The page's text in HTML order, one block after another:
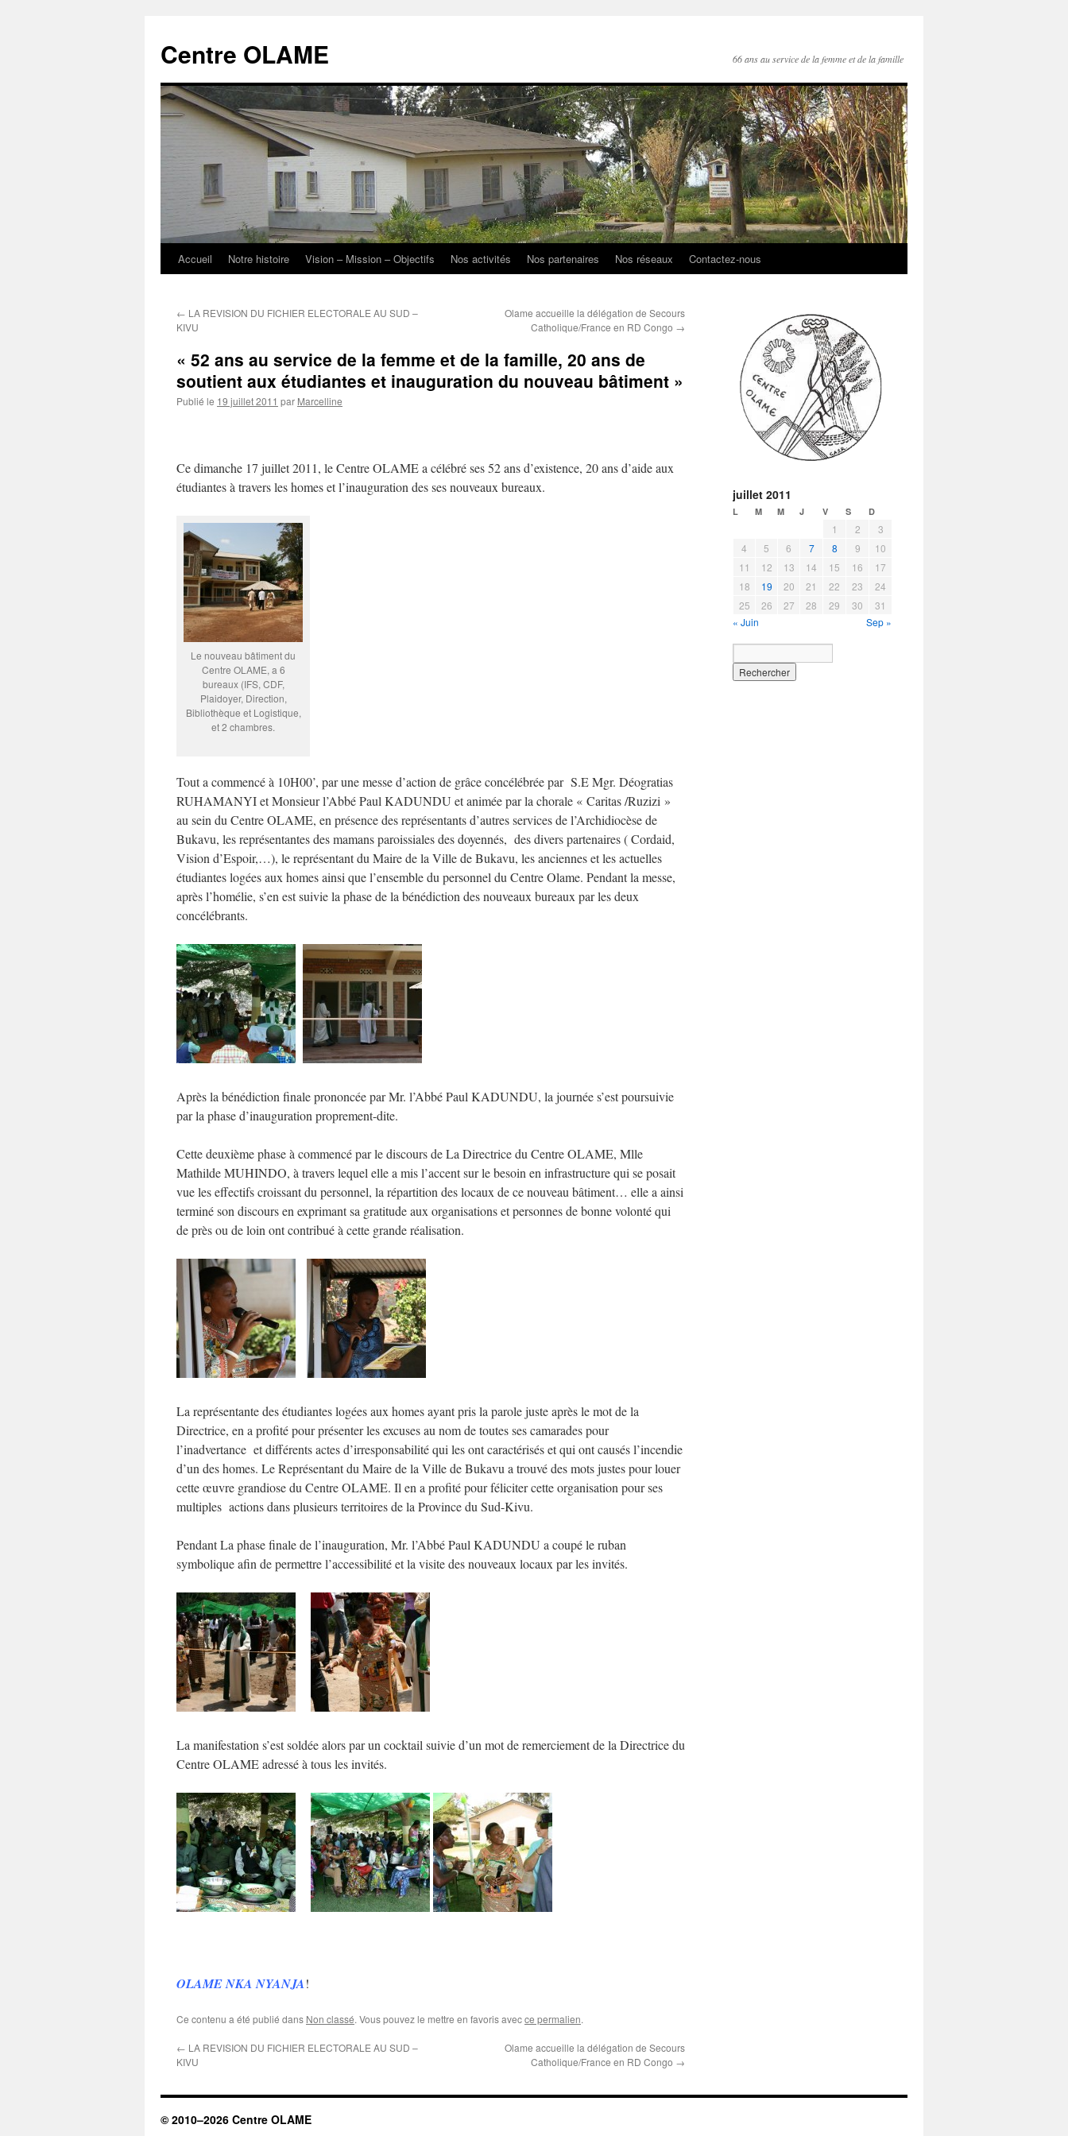
contenu
Centre OLAME 66 ans au service de la femme et de la famille
Accueil Notre histoire Vision – Mission – Objectifs Nos activités Nos partenaires Nos réseaux Contactez-nous
← LA REVISION DU FICHIER ELECTORALE AU SUD –
KIVU
Olame accueille la délégation de Secours
Catholique/France en RD Congo →
« 52 ans au service de la femme et de la famille, 20 ans de
soutient aux étudiantes et inauguration du nouveau bâtiment »
Publié le 19 juillet 2011 par Marcelline
Ce dimanche 17 juillet 2011, le Centre OLAME a célébré ses 52 ans d’existence, 20 ans d’aide aux
étudiantes à travers les homes et l’inauguration des ses nouveaux bureaux.
Le nouveau bâtiment du
Centre OLAME, a 6
bureaux (IFS, CDF,
Plaidoyer, Direction,
Bibliothèque et Logistique,
et 2 chambres.
Tout a commencé à 10H00’, par une messe d’action de grâce concélébrée par S.E Mgr. Déogratias
RUHAMANYI et Monsieur l’Abbé Paul KADUNDU et animée par la chorale « Caritas /Ruzizi »
au sein du Centre OLAME, en présence des représentants d’autres services de l’Archidiocèse de
Bukavu, les représentantes des mamans paroissiales des doyennés, des divers partenaires ( Cordaid,
Vision d’Espoir,…), le représentant du Maire de la Ville de Bukavu, les anciennes et les actuelles
étudiantes logées aux homes ainsi que l’ensemble du personnel du Centre Olame. Pendant la messe,
après l’homélie, s’en est suivie la phase de la bénédiction des nouveaux bureaux par les deux
concélébrants.
Après la bénédiction finale prononcée par Mr. l’Abbé Paul KADUNDU, la journée s’est poursuivie
par la phase d’inauguration proprement-dite.
Cette deuxième phase à commencé par le discours de La Directrice du Centre OLAME, Mlle
Mathilde MUHINDO, à travers lequel elle a mis l’accent sur le besoin en infrastructure qui se posait
vue les effectifs croissant du personnel, la répartition des locaux de ce nouveau bâtiment… elle a ainsi
terminé son discours en exprimant sa gratitude aux organisations et personnes de bonne volonté qui
de près ou de loin ont contribué à cette grande réalisation.
La représentante des étudiantes logées aux homes ayant pris la parole juste après le mot de la
Directrice, en a profité pour présenter les excuses au nom de toutes ses camarades pour
l’inadvertance et différents actes d’irresponsabilité qui les ont caractérisés et qui ont causés l’incendie
d’un des homes. Le Représentant du Maire de la Ville de Bukavu a trouvé des mots justes pour louer
cette œuvre grandiose du Centre OLAME. Il en a profité pour féliciter cette organisation pour ses
multiples actions dans plusieurs territoires de la Province du Sud-Kivu.
Pendant La phase finale de l’inauguration, Mr. l’Abbé Paul KADUNDU a coupé le ruban
symbolique afin de permettre l’accessibilité et la visite des nouveaux locaux par les invités.
La manifestation s’est soldée alors par un cocktail suivie d’un mot de remerciement de la Directrice du
Centre OLAME adressé à tous les invités.
OLAME NKA NYANJA!
Ce contenu a été publié dans Non classé. Vous pouvez le mettre en favoris avecce permalien.
← LA REVISION DU FICHIER ELECTORALE AU SUD –
KIVU
Olame accueille la délégation de Secours
Catholique/France en RD Congo →
juillet 2011
L M M J V S D
1 2
3
4
5 6 7 8 9
10
11
12 13 14 15 16
17
18
19 20 21 22 23
24
25
26 27 28 29 30
31
« Juin
Sep »
© 2010–2026 Centre OLAME